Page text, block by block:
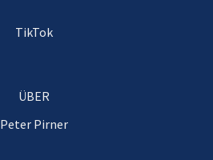
TikTok
ÜBER
Peter Pirner